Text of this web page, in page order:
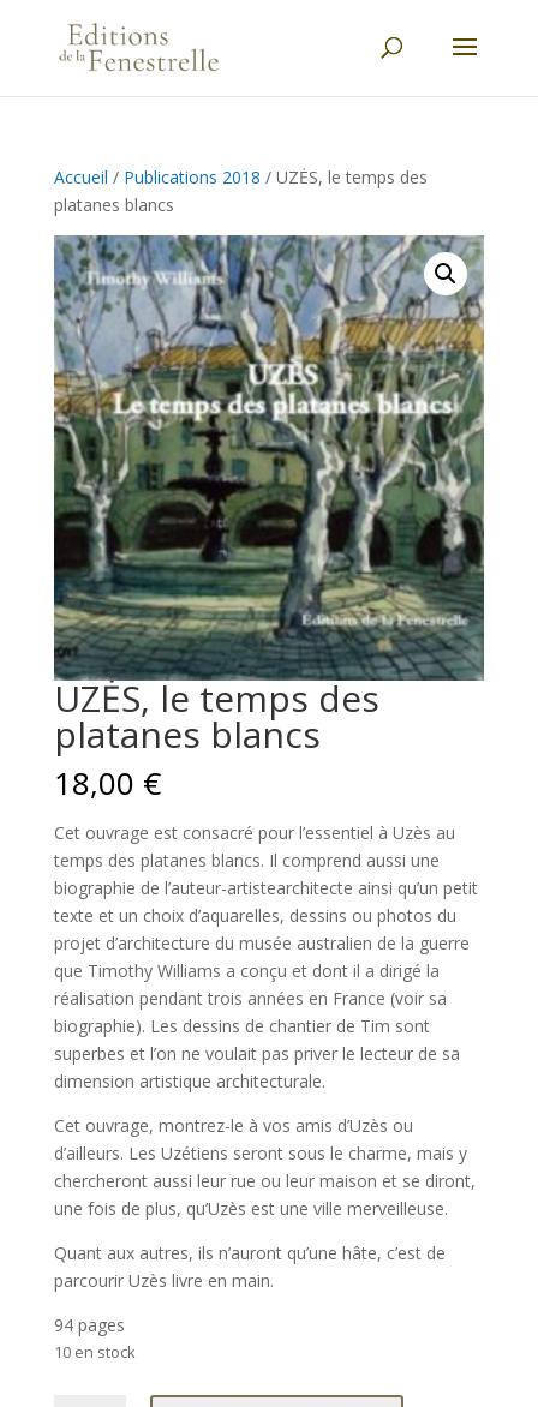
Accueil / Publications 2018 / UZĖS, le temps des
platanes blancs
UZĖS, le temps des
platanes blancs
18,00 €
Cet ouvrage est consacré pour l’essentiel à Uzès au
temps des platanes blancs. Il comprend aussi une
biographie de l’auteur-artistearchitecte ainsi qu’un petit
texte et un choix d’aquarelles, dessins ou photos du
projet d’architecture du musée australien de la guerre
que Timothy Williams a conçu et dont il a dirigé la
réalisation pendant trois années en France (voir sa
biographie). Les dessins de chantier de Tim sont
superbes et l’on ne voulait pas priver le lecteur de sa
dimension artistique architecturale.
Cet ouvrage, montrez-le à vos amis d’Uzès ou
d’ailleurs. Les Uzétiens seront sous le charme, mais y
chercheront aussi leur rue ou leur maison et se diront,
une fois de plus, qu’Uzès est une ville merveilleuse.
Quant aux autres, ils n’auront qu’une hâte, c’est de
parcourir Uzès livre en main.
94 pages
10 en stock